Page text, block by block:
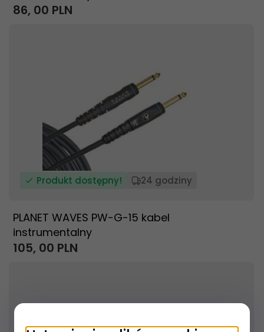
86, 00 PLN
Produkt dostępny! 24 godziny
PLANET WAVES PW-G-15 kabel
instrumentalny
105, 00 PLN